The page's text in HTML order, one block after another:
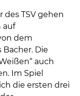
des TSV gehen
auf
dem
Die
auch
Im Spiel
die ersten drei